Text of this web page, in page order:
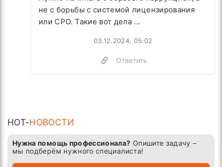
не с борьбы с системой лицензирования
или СРО. Такие вот дела ...
03.12.2024, 05:02
Ответить
HOT-НОВОСТИ
Нужна помощь профессионала? Опишите задачу –
мы подберём нужного специалиста!